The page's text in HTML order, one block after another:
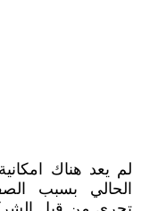
لم يعد هناك
الحالي بسبب